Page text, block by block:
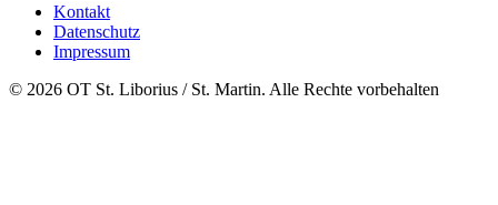
Kontakt
Datenschutz
Impressum
© 2026 OT St. Liborius / St. Martin. Alle Rechte vorbehalten